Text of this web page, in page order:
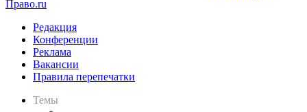
Право.ru
Редакция
Конференции
Реклама
Вакансии
Правила перепечатки
Темы